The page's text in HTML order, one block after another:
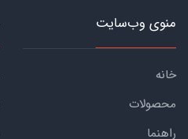
منوی وب‌سایت
خانه
محصولات
راهنما